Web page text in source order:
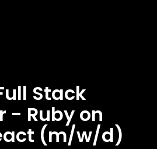
Stack
- Ruby on
(m/w/d)